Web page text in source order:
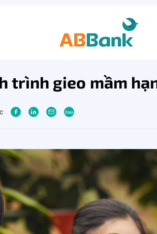
trình gieo mầm